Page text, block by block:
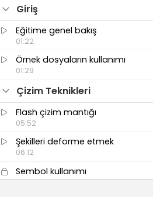
Giriş
Eğitime genel bakış
01:22
Örnek dosyaların kullanımı
01:29
Çizim Teknikleri
Flash çizim mantığı
05:52
Şekilleri deforme etmek
06:12
Sembol kullanımı
05:56